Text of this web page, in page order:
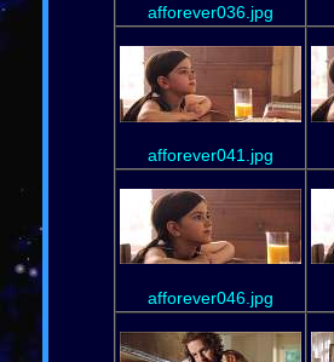
afforever036.jpg
afforever041.jpg
afforever046.jpg